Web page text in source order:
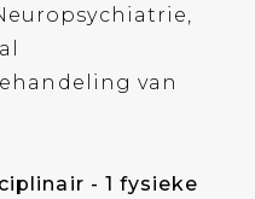
van
- 1 fysieke